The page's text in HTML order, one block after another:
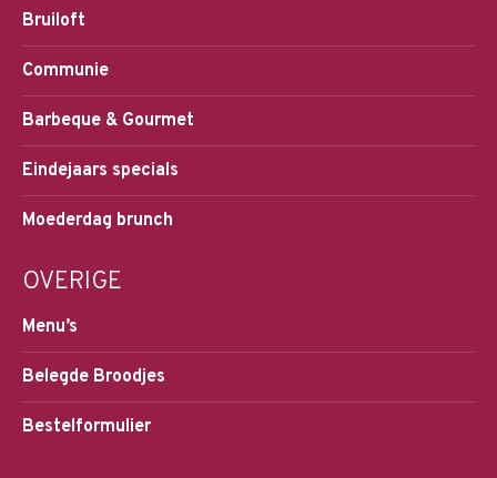
Bruiloft
Communie
Barbeque & Gourmet
Eindejaars specials
Moederdag brunch
OVERIGE
Menu’s
Belegde Broodjes
Bestelformulier